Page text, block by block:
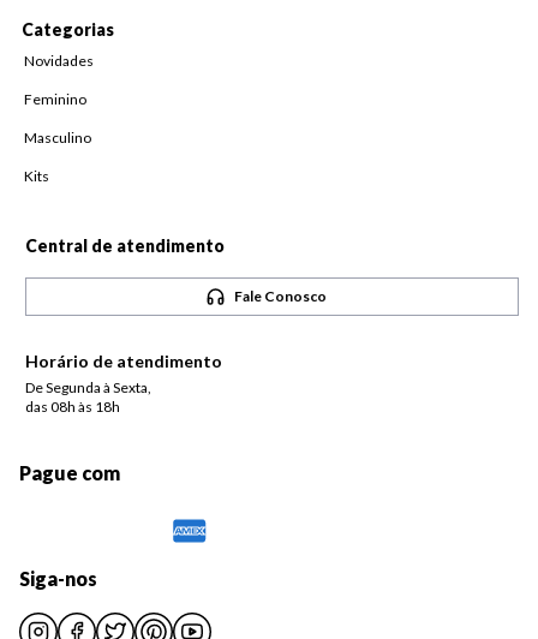
Categorias
Novidades
Feminino
Masculino
Kits
Central de atendimento
Fale Conosco
Horário de atendimento
De Segunda à Sexta,
das 08h às 18h
Pague com
Siga-nos